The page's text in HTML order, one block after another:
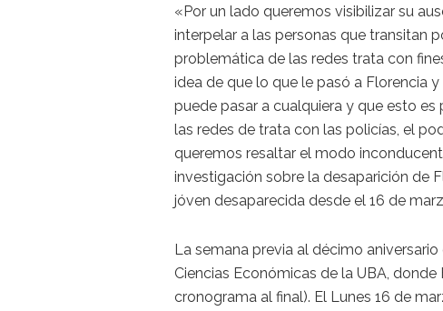
«Por un lado queremos visibilizar su
interpelar a las personas que transitan
problemática de las redes trata con
idea de que lo que le pasó a Florencia
puede pasar a cualquiera y que esto
las redes de trata con las policías, el
queremos resaltar el modo
investigación sobre la desaparición de
jóven desaparecida desde el 16 de
La semana previa al décimo
Ciencias Económicas de la UBA,
cronograma al final). El Lunes 16 de